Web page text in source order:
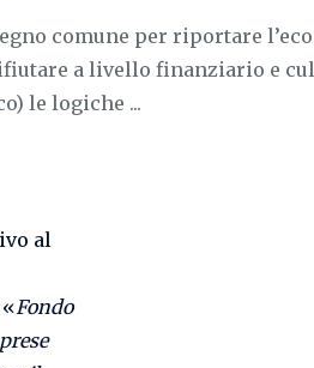
comune per riportare
a livello finanziario e
le logiche ...
al
Fondo